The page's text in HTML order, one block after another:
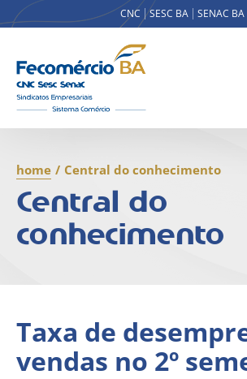
CNC SESC BA SENAC BA
home / Central do conhecimento
Central do
conhecimento
Taxa de
vendas no 2º